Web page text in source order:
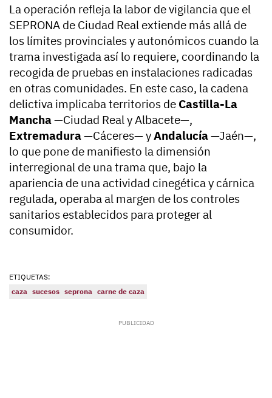
La operación refleja la labor de vigilancia que el
SEPRONA de Ciudad Real extiende más allá de
los límites provinciales y autonómicos cuando la
trama investigada así lo requiere, coordinando la
recogida de pruebas en instalaciones radicadas
en otras comunidades. En este caso, la cadena
delictiva implicaba territorios de Castilla-La
Mancha—Ciudad Real y Albacete—,
Extremadura—Cáceres— yAndalucía—Jaén—,
lo que pone de manifiesto la dimensión
interregional de una trama que, bajo la
apariencia de una actividad cinegética y cárnica
regulada, operaba al margen de los controles
sanitarios establecidos para proteger al
consumidor.
ETIQUETAS:
caza sucesos seprona carne de caza